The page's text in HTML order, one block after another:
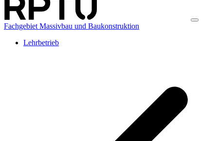
Fachgebiet Massivbau und Baukonstruktion
Lehrbetrieb